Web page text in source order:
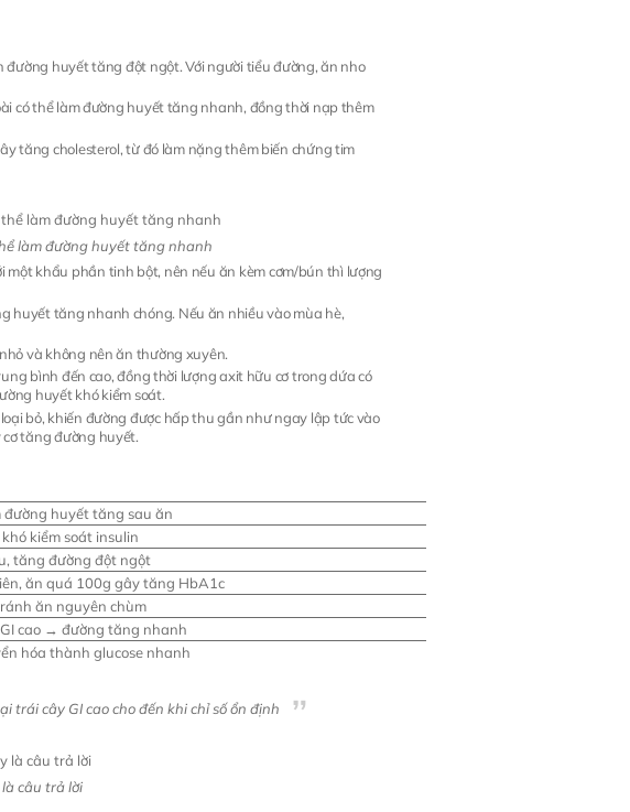
đường huyết tăng đột ngột. Với người tiểu đường, ăn nho
có thể làm đường huyết tăng nhanh, đồng thời nạp thêm
tăng cholesterol, từ đó làm nặng thêm biến chứng tim
làm đường huyết tăng nhanh
khẩu phần tinh bột, nên nếu ăn kèm cơm/bún thì lượng
huyết tăng nhanh chóng. Nếu ăn nhiều vào mùa hè,
và không nên ăn thường xuyên.
bình đến cao, đồng thời lượng axit hữu cơ trong dứa có
huyết khó kiểm soát.
bỏ, khiến đường được hấp thu gần như ngay lập tức vào
tăng đường huyết.
đường huyết tăng sau ăn
kiểm soát insulin
tăng đường đột ngột
ăn quá 100g gây tăng HbA1c
ăn nguyên chùm
cao → đường tăng nhanh
hóa thành glucose nhanh
trái cây GI cao cho đến khi chỉ số ổn định
câu trả lời